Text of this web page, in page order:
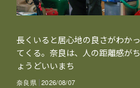
長くいると居心地の良さがわかっ
てくる。奈良は、人の距離感がち
ょうどいいまち
奈良県 2026/08/07